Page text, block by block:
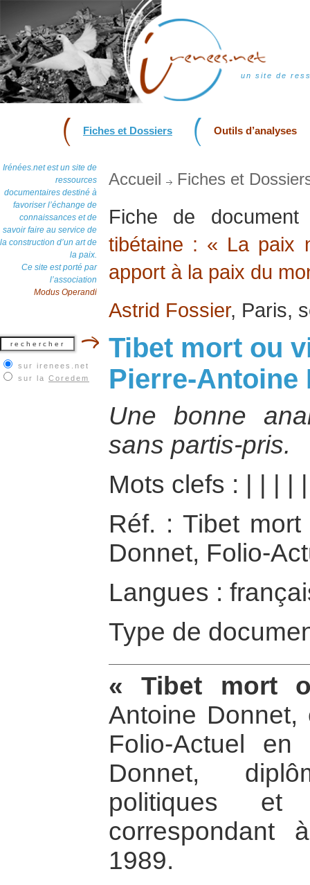
un site de
Fiches et Dossiers Outils d’analyses
Irénées.net est un site de
ressources
documentaires destiné à
favoriser l’échange de
connaissances et de
savoir faire au service de
la construction d’un art de
la paix.
Ce site est porté par
l’association
Modus Operandi
sur irenees.net
sur la Coredem
Accueil Fiches et
Fiche de
tibétaine : « La paix
apport à la paix du
Astrid Fossier, Paris,
Tibet mort ou
Pierre-Antoine
Une bonne
sans partis-pris.
Mots clefs :
Réf. : Tibet
Donnet, Folio-
Langues :
Type de
« Tibet mort
Antoine
Folio-Actuel en
Donnet,
politiques
1989.